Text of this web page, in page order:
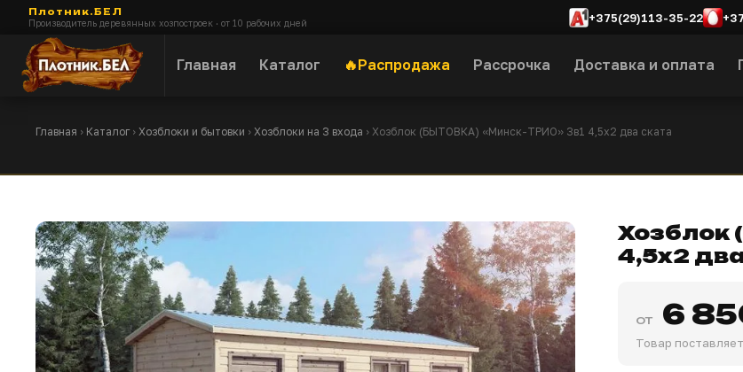
Плотник.БЕЛ
Производитель деревянных хозпостроек · от 10 рабочих дней
+375(29)113-35-22
Главная Каталог Распродажа Рассрочка Доставка и оплата
Главная › Каталог› Хозблоки и бытовки › Хозблоки на 3 входа › Хозблок (БЫТОВКА) «Минск-ТРИО» 3в1 4,5х2 два ската
Хозблок
4,5х2
от 6
Товар